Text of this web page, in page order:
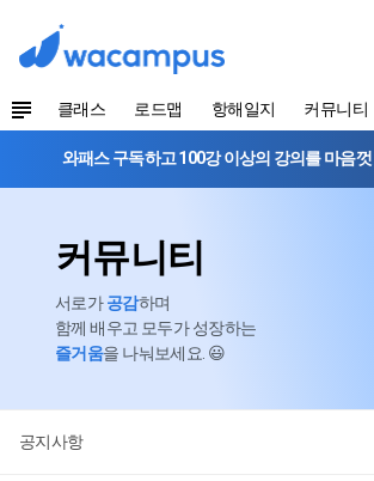
클래스 로드맵 항해일지 커뮤니티
와패스 구독하고 100강 이상의 강의를 마음
커뮤니티
서로가공감하며
함께 배우고 모두가 성장하는
즐거움을 나눠보세요. 😃
공지사항